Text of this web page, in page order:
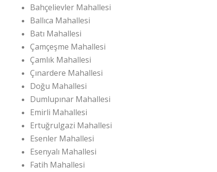
Bahçelievler Mahallesi
Ballıca Mahallesi
Batı Mahallesi
Çamçeşme Mahallesi
Çamlık Mahallesi
Çınardere Mahallesi
Doğu Mahallesi
Dumlupınar Mahallesi
Emirli Mahallesi
Ertuğrulgazi Mahallesi
Esenler Mahallesi
Esenyalı Mahallesi
Fatih Mahallesi